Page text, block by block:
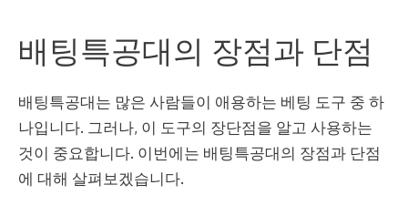
배팅특공대의 장점과 단점
배팅특공대는 많은 사람들이 애용하는 베팅 도구 중 하
나입니다. 그러나, 이 도구의 장단점을 알고 사용하는
것이 중요합니다. 이번에는 배팅특공대의 장점과 단점
에 대해 살펴보겠습니다.